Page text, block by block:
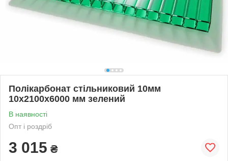
Полікарбонат стільниковий 10мм
10х2100х6000 мм зелений
В наявності
Опт і роздріб
3 015 ₴